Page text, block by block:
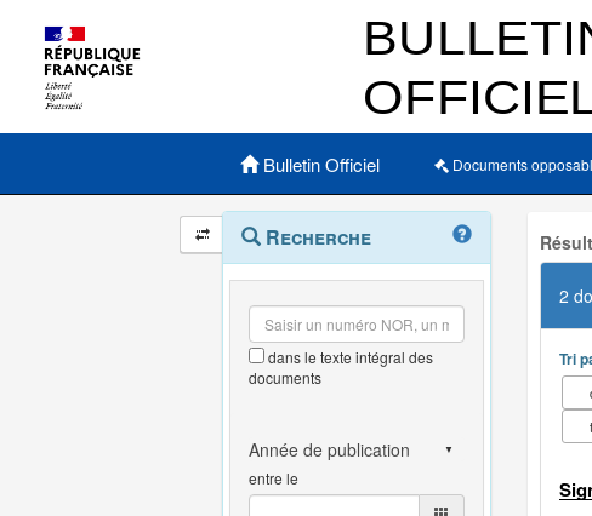
Menu principal
Bulletin Officiel Documents
Navigation
et
outils
annexes
Menu
contextuel
Recherche
dans le texte intégral des
documents
entre le
2
Tri